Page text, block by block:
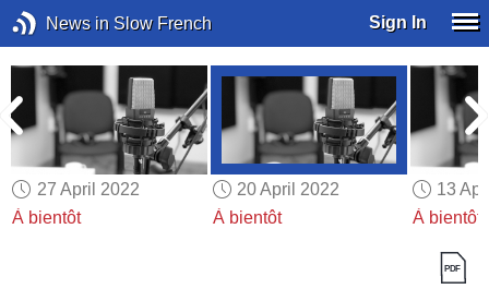
News in Slow French Sign In
27 April 2022
À bientôt
20 April 2022
À bientôt
13
À bientôt